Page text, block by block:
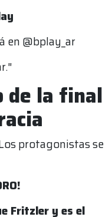
en @bplay_ar
de la final
protagonistas se
Fritzler y es el